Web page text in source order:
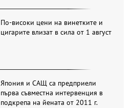
По-високи цени на винетките и
цигарите влизат в сила от 1 август
Япония и САЩ са предприели
първа съвместна интервенция в
подкрепа на йената от 2011 г.